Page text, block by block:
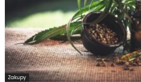
Zakupy